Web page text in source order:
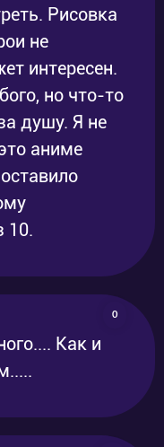
Рисовка
не
интересен.
но что-то
душу. Я не
аниме
10.
0
Как и